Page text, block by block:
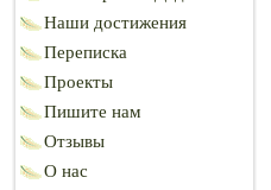
Наши достижения
Переписка
Проекты
Пишите нам
Отзывы
О нас